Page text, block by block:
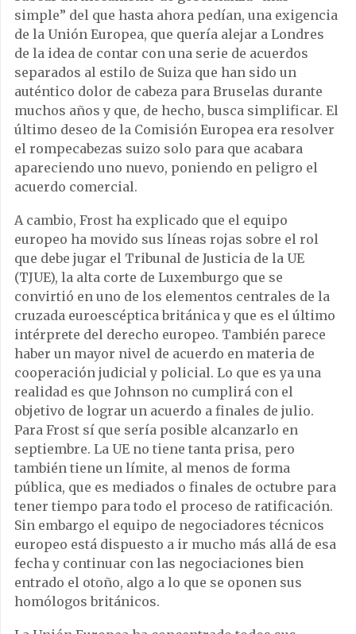
simple” del que hasta ahora pedían, una exigencia
de la Unión Europea, que quería alejar a Londres
de la idea de contar con una serie de acuerdos
separados al estilo de Suiza que han sido un
auténtico dolor de cabeza para Bruselas durante
muchos años y que, de hecho, busca simplificar. El
último deseo de la Comisión Europea era resolver
el rompecabezas suizo solo para que acabara
apareciendo uno nuevo, poniendo en peligro el
acuerdo comercial.
A cambio, Frost ha explicado que el equipo
europeo ha movido sus líneas rojas sobre el rol
que debe jugar el Tribunal de Justicia de la UE
(TJUE), la alta corte de Luxemburgo que se
convirtió en uno de los elementos centrales de la
cruzada euroescéptica británica y que es el último
intérprete del derecho europeo. También parece
haber un mayor nivel de acuerdo en materia de
cooperación judicial y policial. Lo que es ya una
realidad es que Johnson no cumplirá con el
objetivo de lograr un acuerdo a finales de julio.
Para Frost sí que sería posible alcanzarlo en
septiembre. La UE no tiene tanta prisa, pero
también tiene un límite, al menos de forma
pública, que es mediados o finales de octubre para
tener tiempo para todo el proceso de ratificación.
Sin embargo el equipo de negociadores técnicos
europeo está dispuesto a ir mucho más allá de esa
fecha y continuar con las negociaciones bien
entrado el otoño, algo a lo que se oponen sus
homólogos británicos.